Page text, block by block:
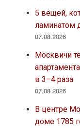
5 вещей,
ламинатом
07.08.2026
Москвичи
в 3–4 раза
07.08.2026
В центре
доме 1785